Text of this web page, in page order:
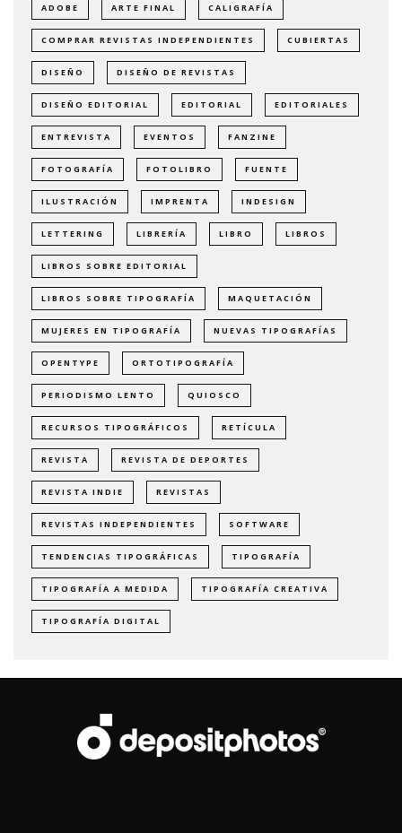
ADOBE ARTE FINAL CALIGRAFÍA
COMPRAR REVISTAS INDEPENDIENTES CUBIERTAS
DISEÑO DISEÑO DE REVISTAS
DISEÑO EDITORIAL EDITORIAL EDITORIALES
ENTREVISTA EVENTOS FANZINE
FOTOGRAFÍA FOTOLIBRO FUENTE
ILUSTRACIÓN IMPRENTA INDESIGN
LETTERING LIBRERÍA LIBRO LIBROS
LIBROS SOBRE EDITORIAL
LIBROS SOBRE TIPOGRAFÍA MAQUETACIÓN
MUJERES EN TIPOGRAFÍA NUEVAS TIPOGRAFÍAS
OPENTYPE ORTOTIPOGRAFÍA
PERIODISMO LENTO QUIOSCO
RECURSOS TIPOGRÁFICOS RETÍCULA
REVISTA REVISTA DE DEPORTES
REVISTA INDIE REVISTAS
REVISTAS INDEPENDIENTES SOFTWARE
TENDENCIAS TIPOGRÁFICAS TIPOGRAFÍA
TIPOGRAFÍA A MEDIDA TIPOGRAFÍA CREATIVA
TIPOGRAFÍA DIGITAL